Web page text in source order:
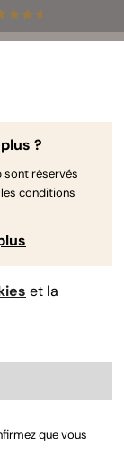
sur
?
sont réservés
conditions
et la
que vous